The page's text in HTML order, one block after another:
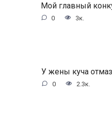
Мой главный
0 3к.
У жены куча
0 2.3к.